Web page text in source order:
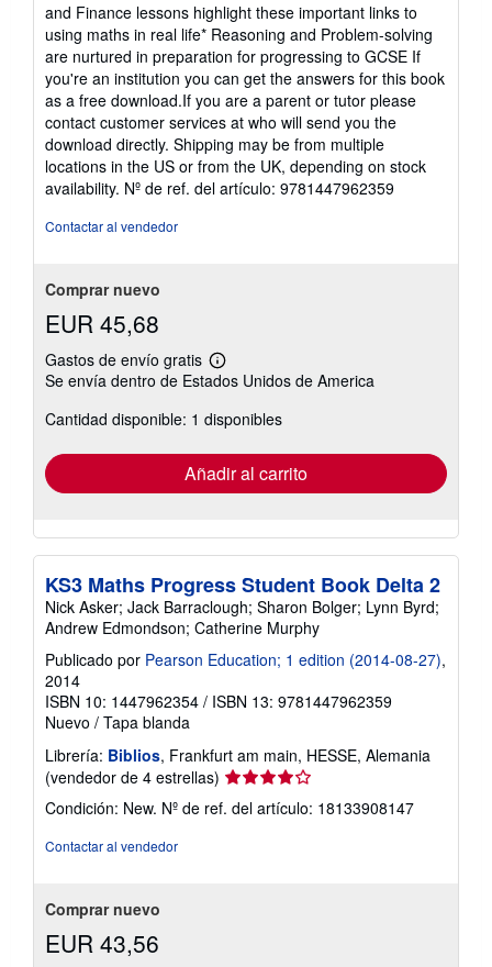
and Finance lessons highlight these important links to
using maths in real life* Reasoning and Problem-solving
are nurtured in preparation for progressing to GCSE If
you're an institution you can get the answers for this book
as a free download.If you are a parent or tutor please
contact customer services at who will send you the
download directly. Shipping may be from multiple
locations in the US or from the UK, depending on stock
availability. Nº de ref. del artículo: 9781447962359
Contactar al vendedor
Comprar nuevo
EUR 45,68
Gastos de envío gratis
Más
información
las
tarifas
envío
Se envía dentro de Estados Unidos de America
Cantidad disponible: 1 disponibles
Añadir al carrito
KS3 Maths Progress Student Book Delta 2
Nick Asker; Jack Barraclough; Sharon Bolger; Lynn Byrd;
Andrew Edmondson; Catherine Murphy
Publicado por Pearson Education; 1 edition (2014-08-27),
2014
ISBN 10: 1447962354 / ISBN 13: 9781447962359
Nuevo / Tapa blanda
Librería: Biblios, Frankfurt am main, HESSE, Alemania
(vendedor de 4 estrellas) Calificación
del
vendedor:
Condición: New. Nº de ref. del artículo: 18133908147
Contactar al vendedor
Comprar nuevo
EUR 43,56